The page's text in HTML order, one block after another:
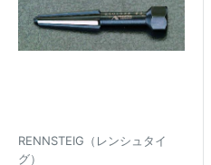
RENNSTEIG（レンシュタイ
グ）